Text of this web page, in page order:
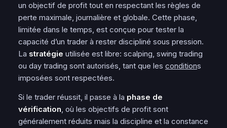
un objectif de profit tout en respectant les règles de
perte maximale, journalière et globale. Cette phase,
limitée dans le temps, est conçue pour tester la
capacité d’un trader à rester discipliné sous pression.
La stratégie utilisée est libre: scalping, swing trading
ou day trading sont autorisés, tant que les conditions
imposées sont respectées.
Si le trader réussit, il passe à la phase de
vérification, où les objectifs de profit sont
généralement réduits mais la discipline et la constance